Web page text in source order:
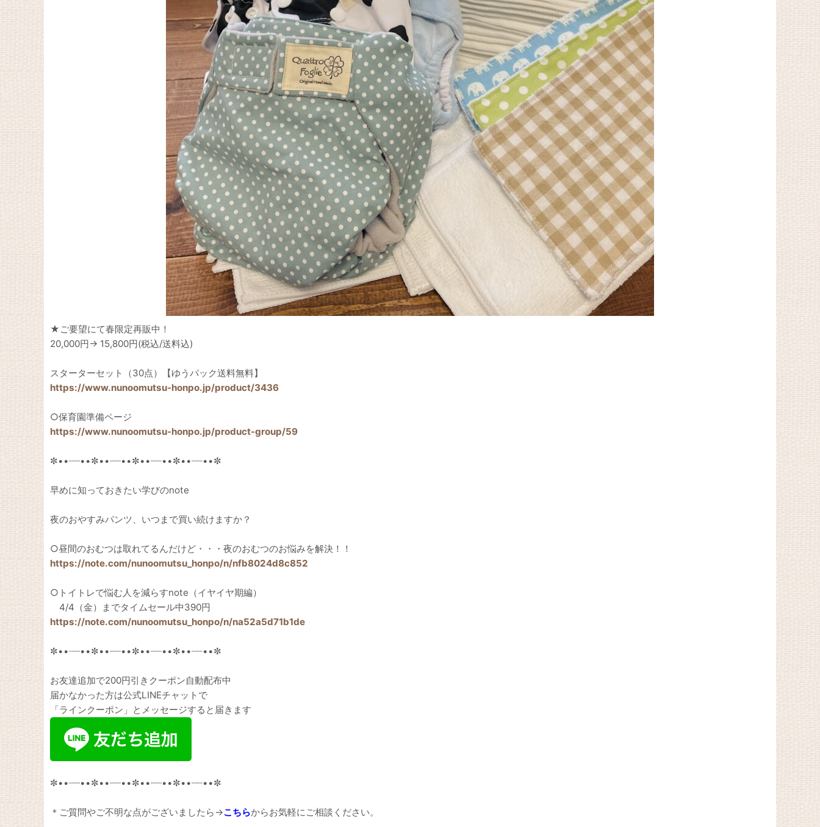
★ご要望にて春限定再販中！
20,000円→ 15,800円(税込/送料込)
スターターセット（30点）【ゆうパック送料無料】
https://www.nunoomutsu-honpo.jp/product/3436
○保育園準備ページ
https://www.nunoomutsu-honpo.jp/product-group/59
✼••┈┈••✼••┈┈••✼••┈┈••✼••┈┈••✼
早めに知っておきたい学びのnote
夜のおやすみパンツ、いつまで買い続けますか？
○昼間のおむつは取れてるんだけど・・・夜のおむつのお悩みを解決！！
https://note.com/nunoomutsu_honpo/n/nfb8024d8c852
○トイトレで悩む人を減らすnote（イヤイヤ期編）
4/4（金）までタイムセール中390円
https://note.com/nunoomutsu_honpo/n/na52a5d71b1de
✼••┈┈••✼••┈┈••✼••┈┈••✼••┈┈••✼
お友達追加で200円引きクーポン自動配布中
届かなかった方は公式LINEチャットで
「ラインクーポン」とメッセージすると届きます
✼••┈┈••✼••┈┈••✼••┈┈••✼••┈┈••✼
＊ご質問やご不明な点がございましたら→こちらからお気軽にご相談ください。